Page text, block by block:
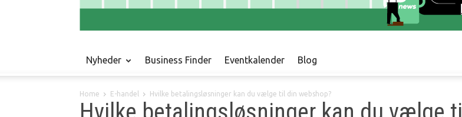
Nyheder Business Finder Eventkalender Blog
Home E-handel Hvilke betalingsløsninger kan du vælge til din webshop?